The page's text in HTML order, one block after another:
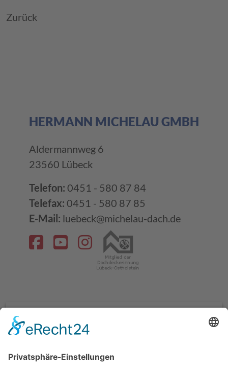
Zurück
HERMANN MICHELAU GMBH
Aldermannweg 6
23560 Lübeck
Telefon: 0451 - 580 87 84
Telefax: 0451 - 580 87 85
E-Mail: luebeck@michelau-dach.de
ZUFRIEDENE KUNDEN